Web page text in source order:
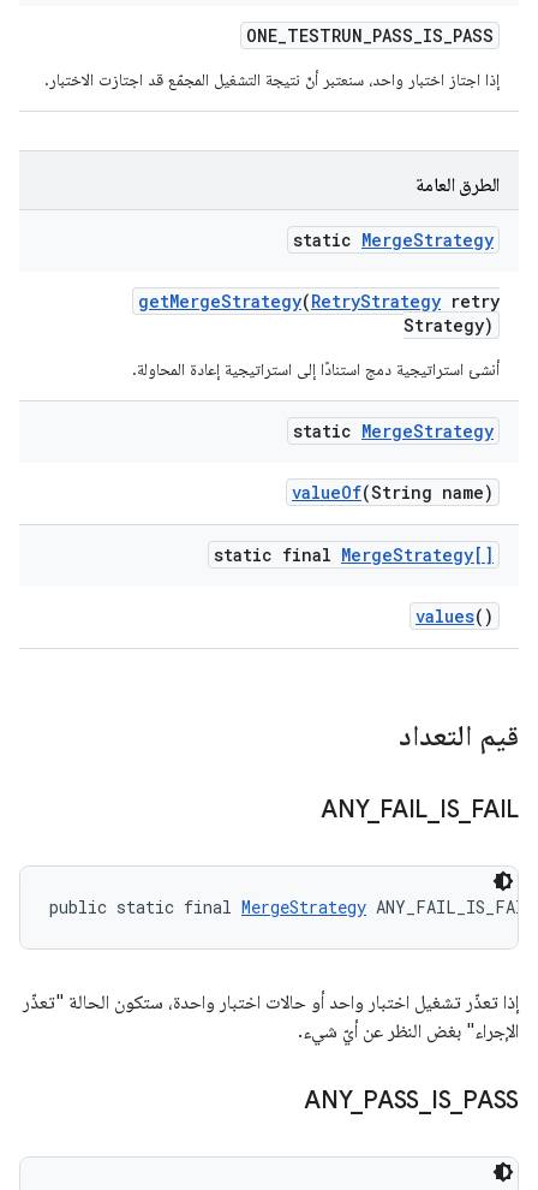
ONE_TESTRUN_PASS_IS_PASS
إذا اجتاز اختبار واحد، سنعتبر أنّ نتيجة التشغيل المجمّع قد اجتازت الاختبار.
الطرق العامة
static MergeStrategy
getMergeStrategy(RetryStrategy retry
Strategy)
أنشئ استراتيجية دمج استنادًا إلى استراتيجية إعادة المحاولة.
static MergeStrategy
valueOf(String name)
static final MergeStrategy[]
values()
قيم التعداد
ANY_ FAIL IS_ FAIL
public static final MergeStrategy ANY_FAIL_IS_FAIL
إذا تعذّر تشغيل اختبار واحد أو حالات اختبار واحدة، ستكون الحالة "تعذّر
الإجراء" بغض النظر عن أيّ شيء.
ANY_ PASS IS_ PASS